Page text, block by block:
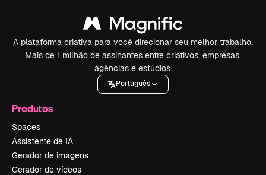
A plataforma criativa para você direcionar seu melhor trabalho.
Mais de 1 milhão de assinantes entre criativos, empresas,
agências e estúdios.
Português
Produtos
Spaces
Assistente de IA
Gerador de imagens
Gerador de vídeos